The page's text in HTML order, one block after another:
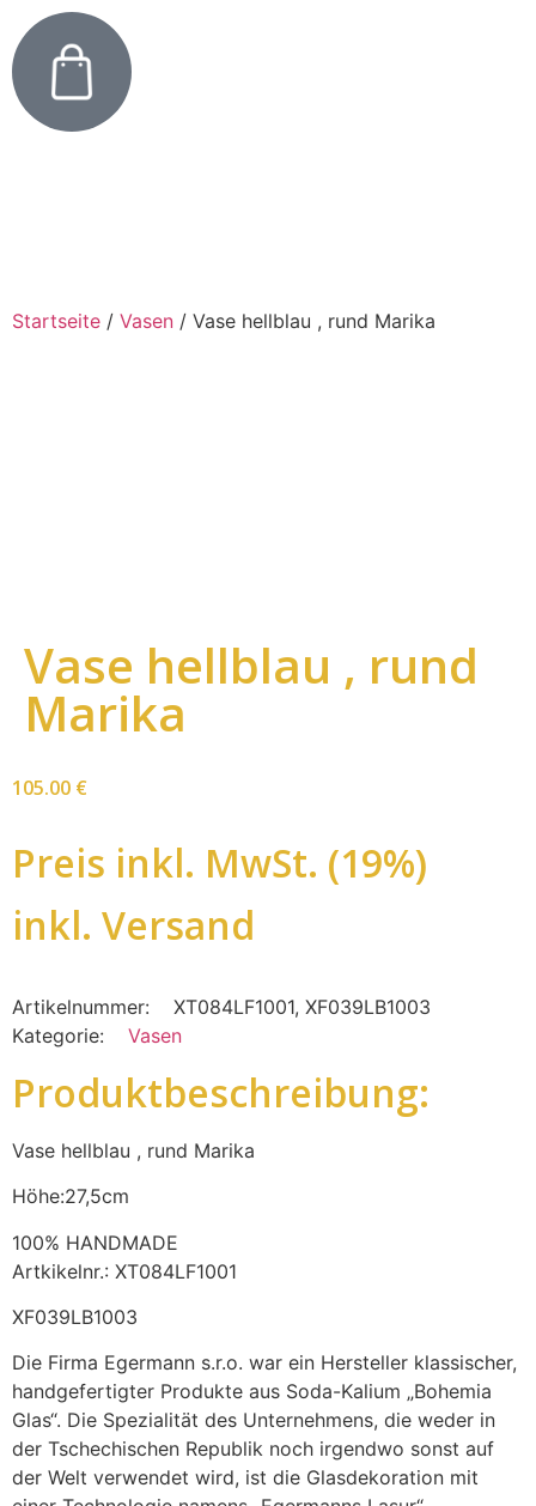
Startseite / Vasen / Vase hellblau , rund Marika
Vase hellblau , rund
Marika
105.00 €
Preis inkl. MwSt. (19%)
inkl. Versand
Artikelnummer: XT084LF1001, XF039LB1003
Kategorie:
Vasen
Produktbeschreibung:
Vase hellblau , rund Marika
Höhe:27,5cm
100% HANDMADE
Artkikelnr.: XT084LF1001
XF039LB1003
Die Firma Egermann s.r.o. war ein Hersteller klassischer,
handgefertigter Produkte aus Soda-Kalium „Bohemia
Glas“. Die Spezialität des Unternehmens, die weder in
der Tschechischen Republik noch irgendwo sonst auf
der Welt verwendet wird, ist die Glasdekoration mit